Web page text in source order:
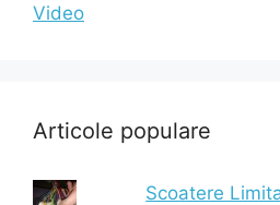
Video
Articole populare
Scoatere